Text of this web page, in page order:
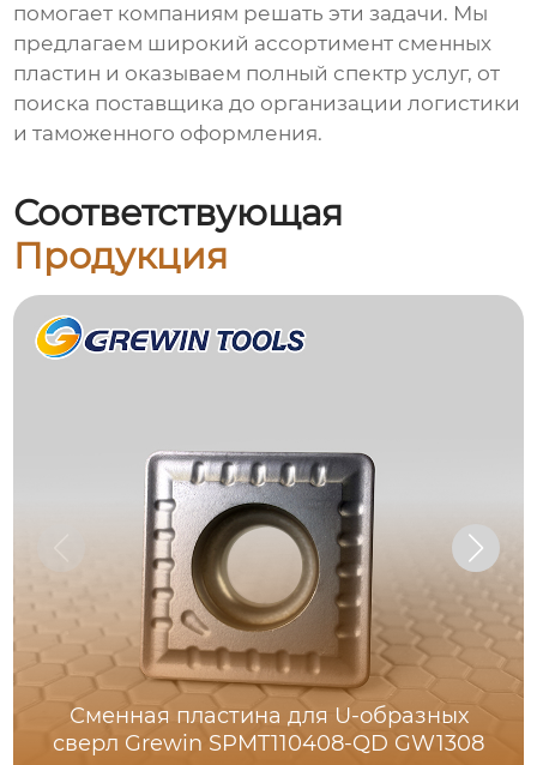
помогает компаниям решать эти задачи. Мы
предлагаем широкий ассортимент сменных
пластин и оказываем полный спектр услуг, от
поиска поставщика до организации логистики
и таможенного оформления.
Соответствующая
Продукция
Сменная пластина для U-образных
сверл Grewin SPMT110408-QD GW1308